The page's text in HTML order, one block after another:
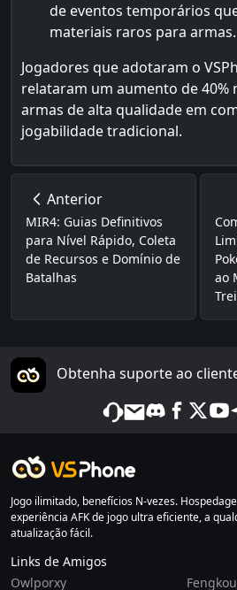
de eventos temporários
materiais raros para armas.
Jogadores que adotaram o
relataram um aumento de 40%
armas de alta qualidade em
jogabilidade tradicional.
Anterior
MIR4: Guias Definitivos
para Nível Rápido, Coleta
de Recursos e Domínio de
Batalhas
ao
Obtenha suporte ao
Jogo ilimitado, benefícios N-vezes.
experiência AFK de jogo ultra eficiente, a
atualização fácil.
Links de Amigos
Owlporxy